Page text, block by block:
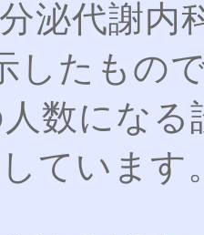
泌代謝内
したもの
数になる
ています